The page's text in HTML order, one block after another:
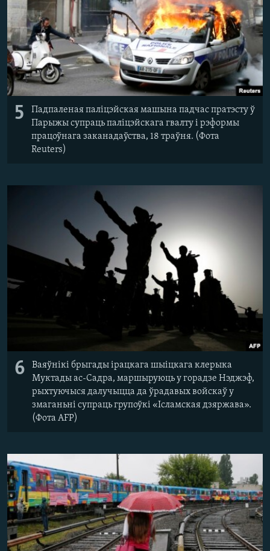
5
Падпаленая паліцэйская машына падчас пратэсту ў
Парыжы супраць паліцэйскага гвалту і рэформы
працоўнага заканадаўства, 18 траўня. (Фота
Reuters)
6
Ваяўнікі брыгады ірацкага шыіцкага клерыка
Муктады ас-Садра, маршыруюць у горадзе Нэджэф,
рыхтуючыся далучыцца да ўрадавых войскаў у
змаганьні супраць групоўкі «Ісламская дзяржава».
(Фота AFP)